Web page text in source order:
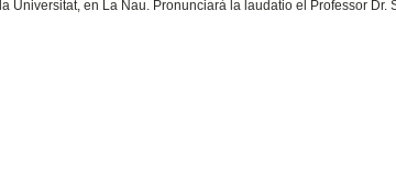
en La Nau. Pronunciarà la laudatio el Professor Dr.